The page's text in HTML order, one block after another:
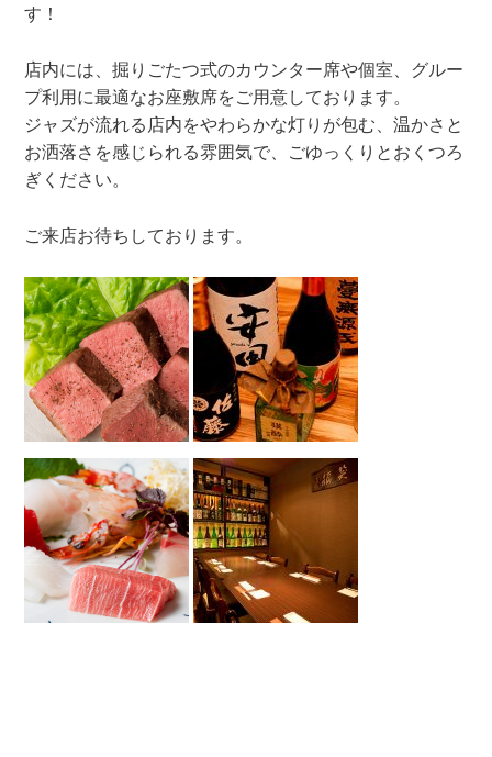
す！
店内には、掘りごたつ式のカウンター席や個室、グルー
プ利用に最適なお座敷席をご用意しております。
ジャズが流れる店内をやわらかな灯りが包む、温かさと
お洒落さを感じられる雰囲気で、ごゆっくりとおくつろ
ぎください。
ご来店お待ちしております。